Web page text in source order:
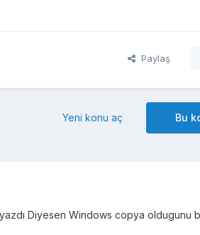
Paylaş
Bu
Yeni konu aç
Diyesen Windows copya oldugunu